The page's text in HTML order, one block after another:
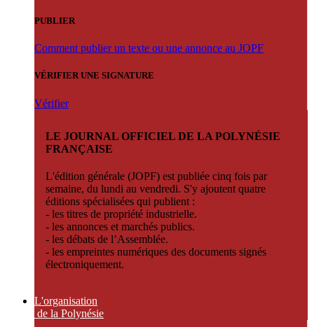
PUBLIER
Comment publier un texte ou une annonce au JOPF
VÉRIFIER UNE SIGNATURE
Vérifier
LE JOURNAL OFFICIEL DE LA POLYNÉSIE
FRANÇAISE
L'édition générale (JOPF) est publiée cinq fois par
semaine, du lundi au vendredi. S'y ajoutent quatre
éditions spécialisées qui publient :
- les titres de propriété industrielle.
- les annonces et marchés publics.
- les débats de l’Assemblée.
- les empreintes numériques des documents signés
électroniquement.
L'organisation
de la Polynésie